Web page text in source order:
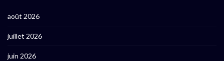
août 2026
juillet 2026
juin 2026